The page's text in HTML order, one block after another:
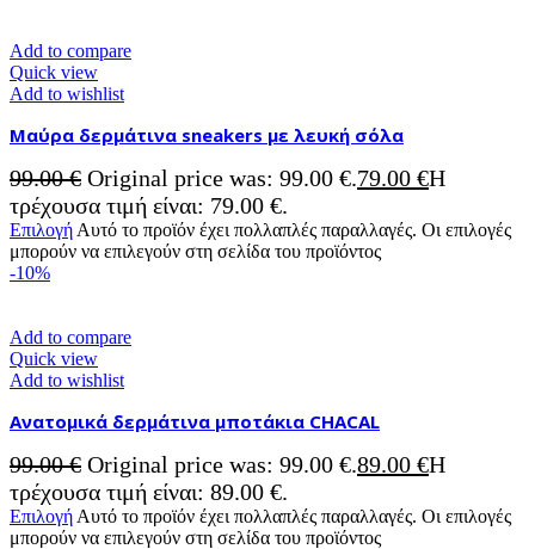
Add to compare
Quick view
Add to wishlist
Μαύρα δερμάτινα sneakers με λευκή σόλα
99.00€ Original price was: 99.00 €.79.00 €Η
τρέχουσα τιμή είναι: 79.00 €.
Επιλογή Αυτό το προϊόν έχει πολλαπλές παραλλαγές. Οι επιλογές
μπορούν να επιλεγούν στη σελίδα του προϊόντος
-10%
Add to compare
Quick view
Add to wishlist
Ανατομικά δερμάτινα μποτάκια CHACAL
99.00€ Original price was: 99.00 €.89.00 €Η
τρέχουσα τιμή είναι: 89.00 €.
Επιλογή Αυτό το προϊόν έχει πολλαπλές παραλλαγές. Οι επιλογές
μπορούν να επιλεγούν στη σελίδα του προϊόντος